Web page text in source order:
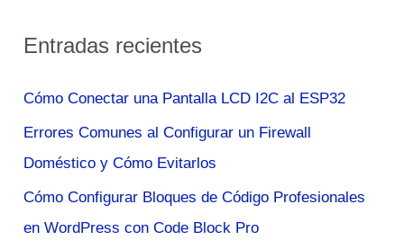
c
p
o
r
:
Entradas recientes
Cómo Conectar una Pantalla LCD I2C al ESP32
Errores Comunes al Configurar un Firewall
Doméstico y Cómo Evitarlos
Cómo Configurar Bloques de Código Profesionales
en WordPress con Code Block Pro